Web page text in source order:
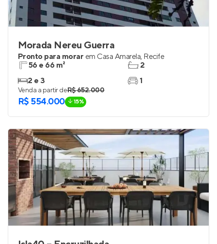
Morada Nereu Guerra
Pronto para morar em Casa Amarela, Recife
56 e 66 m²
2 e 3
2
1
Venda a partir deR$ 652.000
R$ 554.000 15%